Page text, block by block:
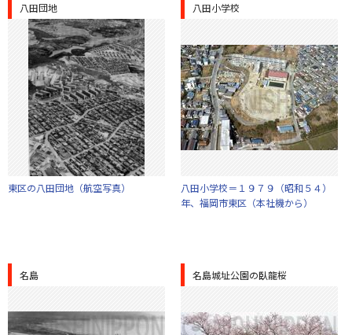
八田団地
東区の八田団地（航空写真）
八田小学校
八田小学校＝１９７９（昭和５４）
年、福岡市東区（本社機から）
名島 名島城址公園の臥龍桜